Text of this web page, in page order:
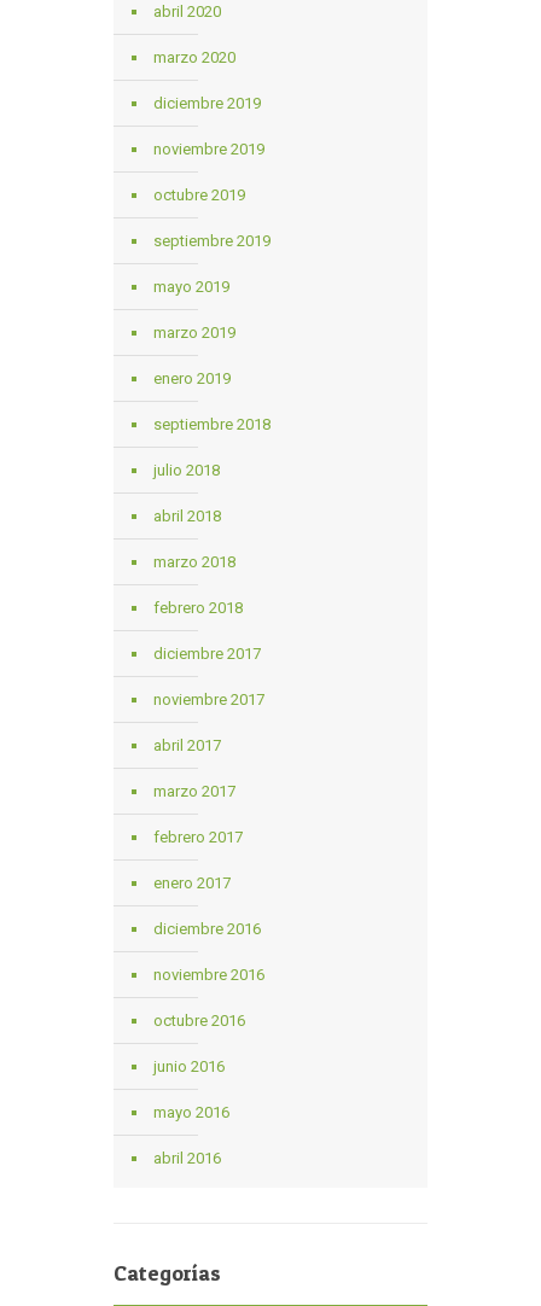
abril 2020
marzo 2020
diciembre 2019
noviembre 2019
octubre 2019
septiembre 2019
mayo 2019
marzo 2019
enero 2019
septiembre 2018
julio 2018
abril 2018
marzo 2018
febrero 2018
diciembre 2017
noviembre 2017
abril 2017
marzo 2017
febrero 2017
enero 2017
diciembre 2016
noviembre 2016
octubre 2016
junio 2016
mayo 2016
abril 2016
Categorías